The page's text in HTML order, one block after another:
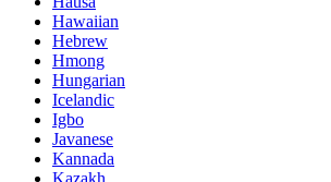
Hawaiian
Hebrew
Hmong
Hungarian
Icelandic
Igbo
Javanese
Kannada
Kazakh